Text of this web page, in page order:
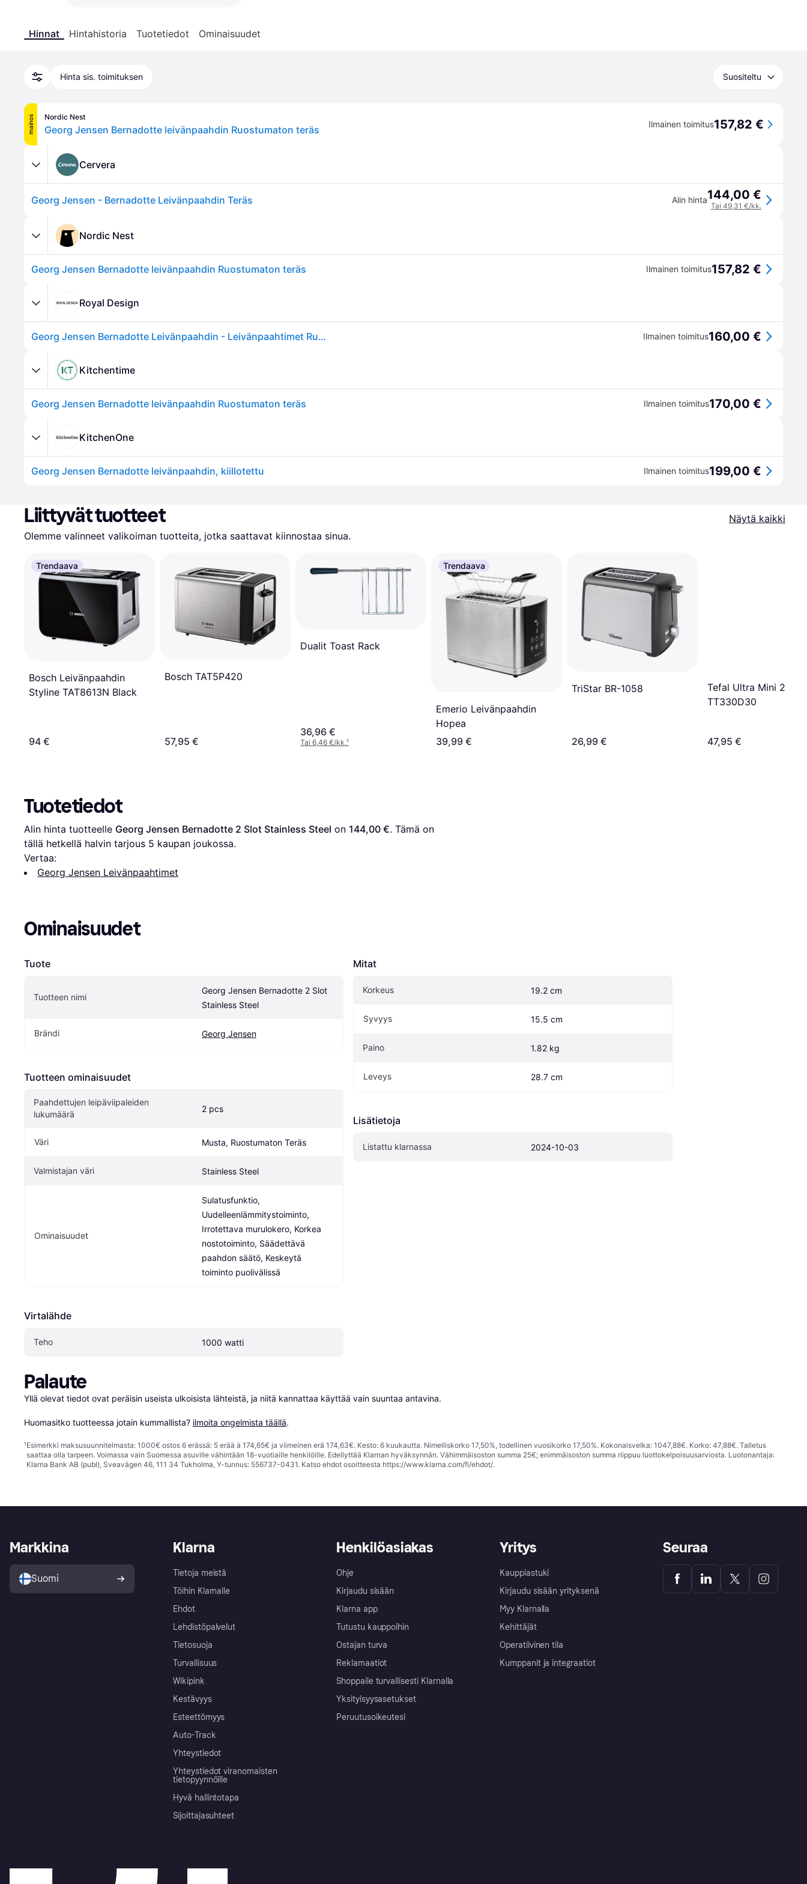
Hinnat Hintahistoria Tuotetiedot Ominaisuudet
Hinta sis. toimituksen Suositeltu
mainos Nordic Nest
Georg Jensen Bernadotte leivänpaahdin Ruostumaton teräs Ilmainen toimitus157,82 €
Cervera
Georg Jensen - Bernadotte Leivänpaahdin Teräs Alin hinta144,00 €
Tai 49,31 €/kk.
Nordic Nest
Georg Jensen Bernadotte leivänpaahdin Ruostumaton teräs Ilmainen toimitus157,82 €
Royal Design
Georg Jensen Bernadotte Leivänpaahdin - Leivänpaahtimet Ruostumaton teräs - 10020384 Ilmainen toimitus160,00 €
Kitchentime
Georg Jensen Bernadotte leivänpaahdin Ruostumaton teräs Ilmainen toimitus170,00 €
KitchenOne
Georg Jensen Bernadotte leivänpaahdin, kiillotettu Ilmainen toimitus199,00 €
Liittyvät tuotteet
Näytä kaikki
Olemme valinneet valikoiman tuotteita, jotka saattavat kiinnostaa sinua.
Trendaava
Bosch Leivänpaahdin
Styline TAT8613N Black
94 €
Bosch TAT5P420
57,95 €
Dualit Toast Rack
36,96 €
Tai 6,46 €/kk.¹
Trendaava
Emerio Leivänpaahdin
Hopea
39,99 €
TriStar BR-1058
26,99 €
Tefal Ultra Mini 2
TT330D30
47,95 €
Tuotetiedot
Alin hinta tuotteelle Georg Jensen Bernadotte 2 Slot Stainless Steel on 144,00 €. Tämä on
tällä hetkellä halvin tarjous 5 kaupan joukossa.
Vertaa:
Georg Jensen Leivänpaahtimet
Ominaisuudet
Tuote
Tuotteen nimi
Georg Jensen Bernadotte 2 Slot
Stainless Steel
Brändi Georg Jensen
Tuotteen ominaisuudet
Paahdettujen leipäviipaleiden
lukumäärä
2 pcs
Väri Musta, Ruostumaton Teräs
Valmistajan väri Stainless Steel
Ominaisuudet
Sulatusfunktio,
Uudelleenlämmitystoiminto,
Irrotettava murulokero, Korkea
nostotoiminto, Säädettävä
paahdon säätö, Keskeytä
toiminto puolivälissä
Virtalähde
Teho 1000 watti
Mitat
Korkeus 19.2 cm
Syvyys 15.5 cm
Paino 1.82 kg
Leveys 28.7 cm
Lisätietoja
Listattu klarnassa 2024-10-03
Palaute
Yllä olevat tiedot ovat peräisin useista ulkoisista lähteistä, ja niitä kannattaa käyttää vain suuntaa antavina.
Huomasitko tuotteessa jotain kummallista? ilmoita ongelmista täällä.
¹Esimerkki maksusuunnitelmasta: 1000€ ostos 6 erässä: 5 erää à 174,65€ ja viimeinen erä 174,63€. Kesto: 6 kuukautta. Nimelliskorko 17,50%, todellinen vuosikorko 17,50%. Kokonaisvelka: 1047,88€. Korko: 47,88€. Talletus
saattaa olla tarpeen. Voimassa vain Suomessa asuville vähintään 18-vuotiaille henkilöille. Edellyttää Klarnan hyväksynnän. Vähimmäisoston summa 25€; enimmäisoston summa riippuu luottokelpoisuusarviosta. Luotonantaja:
Klarna Bank AB (publ), Sveavägen 46, 111 34 Tukholma, Y-tunnus: 556737-0431. Katso ehdot osoitteesta https://www.klarna.com/fi/ehdot/.
Klarna
Tietoja meistä
Töihin Klarnalle
Ehdot
Lehdistöpalvelut
Tietosuoja
Turvallisuus
Wikipink
Kestävyys
Esteettömyys
Auto-Track
Yhteystiedot
Yhteystiedot viranomaisten
tietopyynnöille
Hyvä hallintotapa
Sijoittajasuhteet
Henkilöasiakas
Ohje
Kirjaudu sisään
Klarna app
Tutustu kauppoihin
Ostajan turva
Reklamaatiot
Shoppaile turvallisesti Klarnalla
Yksityisyysasetukset
Peruutusoikeutesi
Yritys
Kauppiastuki
Kirjaudu sisään yrityksenä
Myy Klarnalla
Kehittäjät
Operatiivinen tila
Kumppanit ja integraatiot
Markkina
Suomi
Seuraa